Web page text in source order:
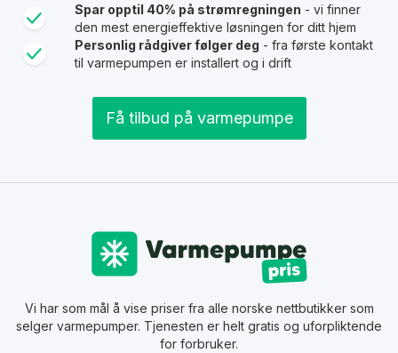
Spar opptil 40% på strømregningen - vi finner
den mest energieffektive løsningen for ditt hjem
Personlig rådgiver følger deg - fra første kontakt
til varmepumpen er installert og i drift
Få tilbud på varmepumpe
Vi har som mål å vise priser fra alle norske nettbutikker som
selger varmepumper. Tjenesten er helt gratis og uforpliktende
for forbruker.